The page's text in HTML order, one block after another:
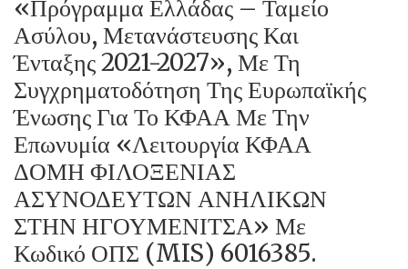
«Πρόγραμμα Ελλάδας – Ταμείο
Ασύλου, Μετανάστευσης Και
Ένταξης 2021-2027», Με Τη
Συγχρηματοδότηση Της Ευρωπαϊκής
Ένωσης Για Το ΚΦΑΑ Με Την
Επωνυμία «Λειτουργία ΚΦΑΑ
ΔΟΜΗ ΦΙΛΟΞΕΝΙΑΣ
ΑΣΥΝΟΔΕΥΤΩΝ ΑΝΗΛΙΚΩΝ
ΣΤΗΝ ΗΓΟΥΜΕΝΙΤΣΑ» Με
Κωδικό ΟΠΣ (MIS) 6016385.